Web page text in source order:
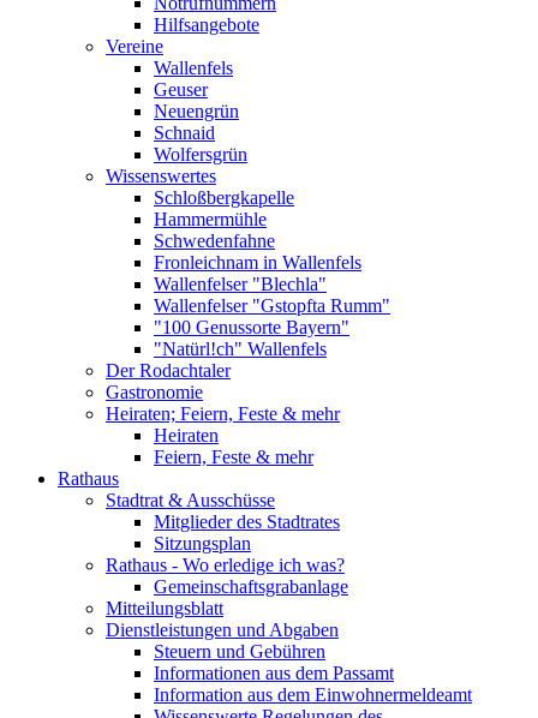
Hilfsangebote
Vereine
Wallenfels
Geuser
Neuengrün
Schnaid
Wolfersgrün
Wissenswertes
Schloßbergkapelle
Hammermühle
Schwedenfahne
Fronleichnam in Wallenfels
Wallenfelser "Blechla"
Wallenfelser "Gstopfta Rumm"
"100 Genussorte Bayern"
"Natürl!ch" Wallenfels
Der Rodachtaler
Gastronomie
Heiraten; Feiern, Feste & mehr
Heiraten
Feiern, Feste & mehr
Rathaus
Stadtrat & Ausschüsse
Mitglieder des Stadtrates
Sitzungsplan
Rathaus - Wo erledige ich was?
Gemeinschaftsgrabanlage
Mitteilungsblatt
Dienstleistungen und Abgaben
Steuern und Gebühren
Informationen aus dem Passamt
Information aus dem Einwohnermeldeamt